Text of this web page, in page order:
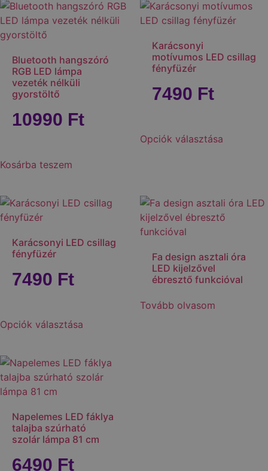
Bluetooth hangszóró
RGB LED lámpa
vezeték nélküli
gyorstöltő
10990 Ft
Kosárba teszem
Karácsonyi
motívumos LED csillag
fényfüzér
7490 Ft
Opciók választása
Karácsonyi LED csillag
fényfüzér
7490 Ft
Opciók választása
Fa design asztali óra
LED kijelzővel
ébresztő funkcióval
Tovább olvasom
Napelemes LED fáklya
talajba szúrható
szolár lámpa 81 cm
6490 Ft